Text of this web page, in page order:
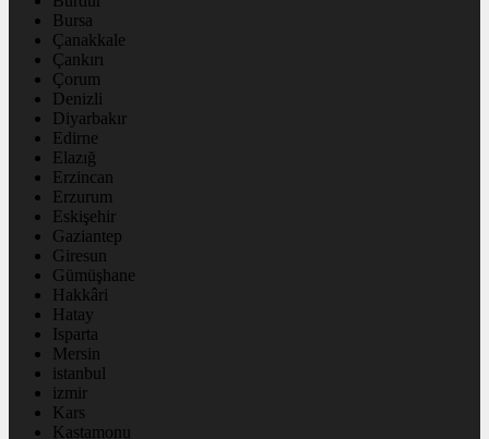
Bursa
Çanakkale
Çankırı
Çorum
Denizli
Diyarbakır
Edirne
Elazığ
Erzincan
Erzurum
Eskişehir
Gaziantep
Giresun
Gümüşhane
Hakkâri
Hatay
Isparta
Mersin
istanbul
izmir
Kars
Kastamonu